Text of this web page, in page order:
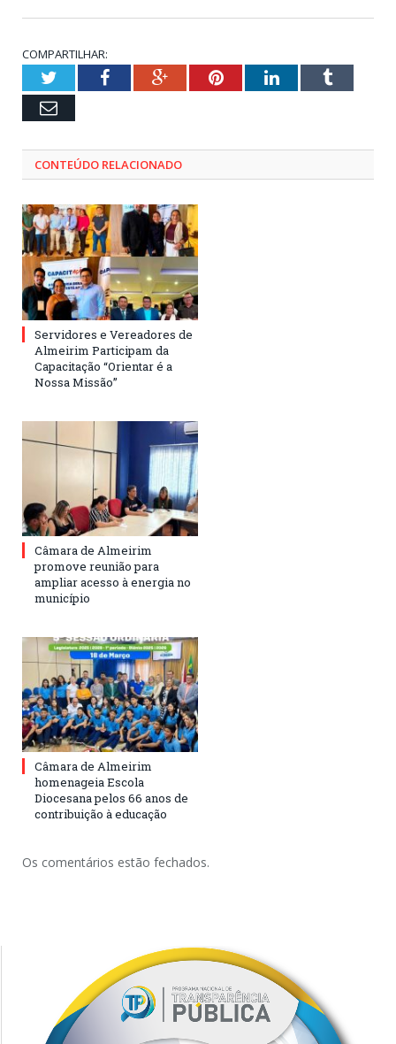
COMPARTILHAR:
TwitterFacebookGoogle+PinterestLinkedInTumblr
Email
CONTEÚDO RELACIONADO
Servidores e Vereadores de
Almeirim Participam da
Capacitação “Orientar é a
Nossa Missão”
Câmara de Almeirim
promove reunião para
ampliar acesso à energia no
município
Câmara de Almeirim
homenageia Escola
Diocesana pelos 66 anos de
contribuição à educação
Os comentários estão fechados.